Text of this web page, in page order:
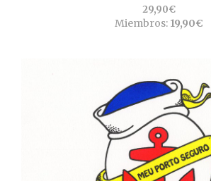
29,90€
Miembros:19,90€